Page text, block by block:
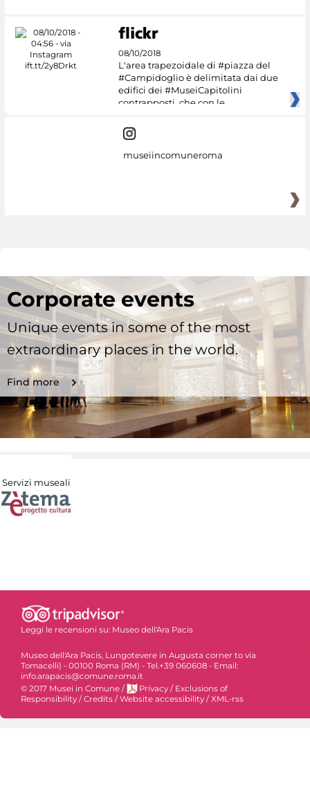
08/10/2018
L'area trapezoidale di #piazza del
#Campidoglio è delimitata dai due
edifici dei #MuseiCapitolini
contrapposti, che con le
museiincomuneroma
Corporate events
Unique events in some of the most
extraordinary places in the world.
Find more
Servizi museali
Leggi le recensioni su: Museo dell'Ara Pacis
Museo dell'Ara Pacis, Lungotevere in Augusta corner to via
Tomacelli) - 00100 Roma (RM) - Tel.+39 060608 - Email:
info.arapacis@comune.roma.it
© 2017 Musei in Comune / Privacy / Exclusions of
Responsibility / Credits / Website accessibility / XML-rss